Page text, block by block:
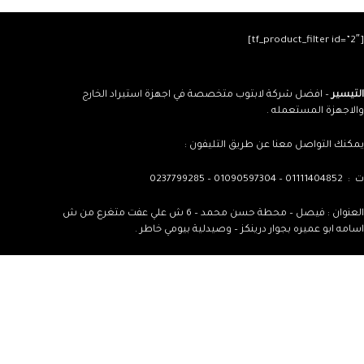
[tf_product_filter id=”2″]
التيسير– افضل شركة لابتوب متخصصة في اجهزة استيراد الخارج
والاجهزة المستعمله .
يمكنك التواصل معنا عن طريق التليفون :
ت : 01111404852 – 01090597304 – 0237799285
العنوان : فيصل – محطة حسن محمد – 6 ش علي عفت متغرع من ش
اسامه ابو عميره بجوار درينكز – وصيدلية بيومي خاطر .